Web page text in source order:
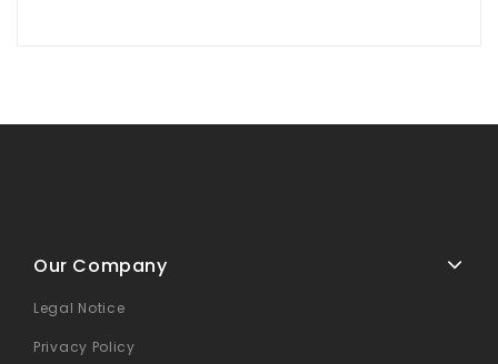
Our Company
Legal Notice
Privacy Policy